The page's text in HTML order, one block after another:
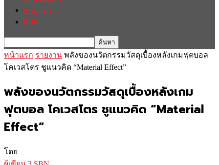
english
อื่นๆ
หน้าแรก รายงาน พลังของนวัตกรรมวัสดุเบื้องหลังเกมฟุตบอล
โคเวสโตร ชูแนวคิด “Material Effect”
พลังของนวัตกรรมวัสดุเบื้องหลังเกม
ฟุตบอล โคเวสโตร ชูแนวคิด “Material
Effect”
โดย